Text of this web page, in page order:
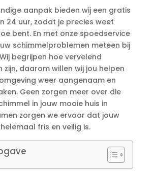
aanpak bieden wij een gratis
24 uur, zodat je precies weet
bent.​ En met onze spoedservice
schimmelproblemen meteen bij
begrijpen hoe vervelend
zijn, daarom willen wij jou helpen
weer aangenaam en
Geen zorgen meer over die
in jouw mooie huis in
zorgen we ervoor dat jouw
fris en veilig is.​